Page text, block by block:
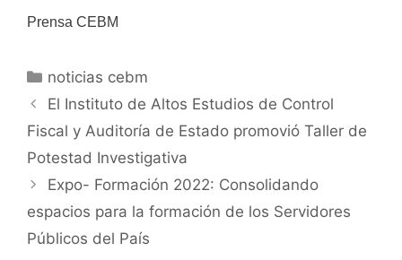
Prensa CEBM
noticias cebm
El Instituto de Altos Estudios de Control
Fiscal y Auditoría de Estado promovió Taller de
Potestad Investigativa
Expo- Formación 2022: Consolidando
espacios para la formación de los Servidores
Públicos del País